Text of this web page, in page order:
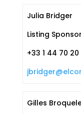
Julia Bridger
Listing Sponsor
+33 1 44 70
Gilles